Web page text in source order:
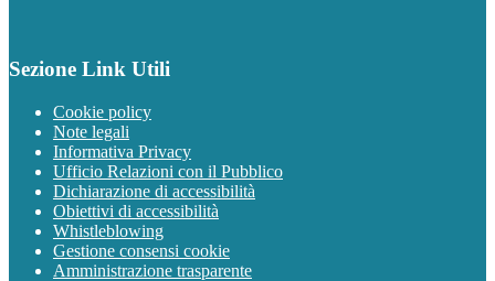
Sezione Link Utili
Cookie policy
Note legali
Informativa Privacy
Ufficio Relazioni con il Pubblico
Dichiarazione di accessibilità
Obiettivi di accessibilità
Whistleblowing
Gestione consensi cookie
Amministrazione trasparente